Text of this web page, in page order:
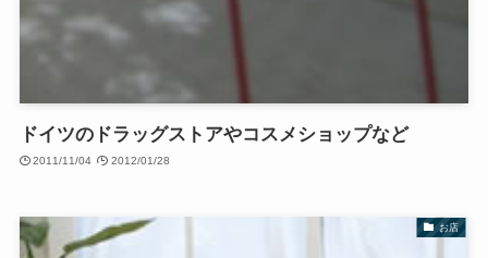
ドイツのドラッグストアやコスメショップなど
2011/11/04 2012/01/28
お店